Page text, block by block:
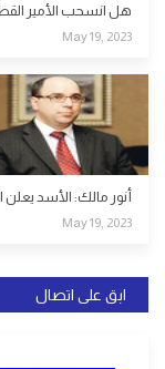
هل انسحب الأمير
May 19, 2023
أنور مالك: الأسد يعلن
May 19, 2023
ابق على اتصال